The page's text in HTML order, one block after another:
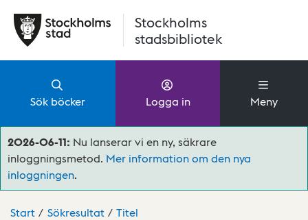
Stockholms
stadsbibliotek
Sök böcker Logga in Meny
2026-06-11: Nu lanserar vi en ny, säkrare
inloggningsmetod. Mer information om den nya
inloggningen.
Start Sökresultat Titel